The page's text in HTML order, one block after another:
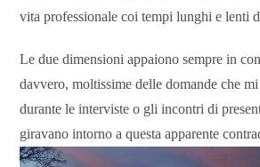
vita professionale coi tempi lunghi e lenti
Le due dimensioni appaiono sempre in
davvero, moltissime delle domande che mi
durante le interviste o gli incontri di
giravano intorno a questaapparente